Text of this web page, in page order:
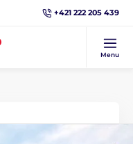
+421 222 205 439
Menu